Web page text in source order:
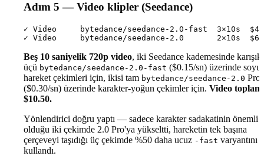
Adım 5 — Video klipler (Seedance)
✓ Video     bytedance/seedance-2.0-fast  3×10s
Beş 10 saniyelik 720p video, iki Seedance kademesinde
üçü bytedance/seedance-2.0-fast ($0.15/sn) üzerinde soyut
hareket çekimleri için, ikisi tam bytedance/seedance-2.0 Pro
($0.30/sn) üzerinde karakter-yoğun çekimler için. Video toplam
$10.50.
Yönlendirici doğru yaptı — sadece karakter sadakatinin önemli
olduğu iki çekimde 2.0 Pro'ya yükseltti, hareketin tek başına
çerçeveyi taşıdığı üç çekimde %50 daha ucuz -fast varyantını
kullandı.